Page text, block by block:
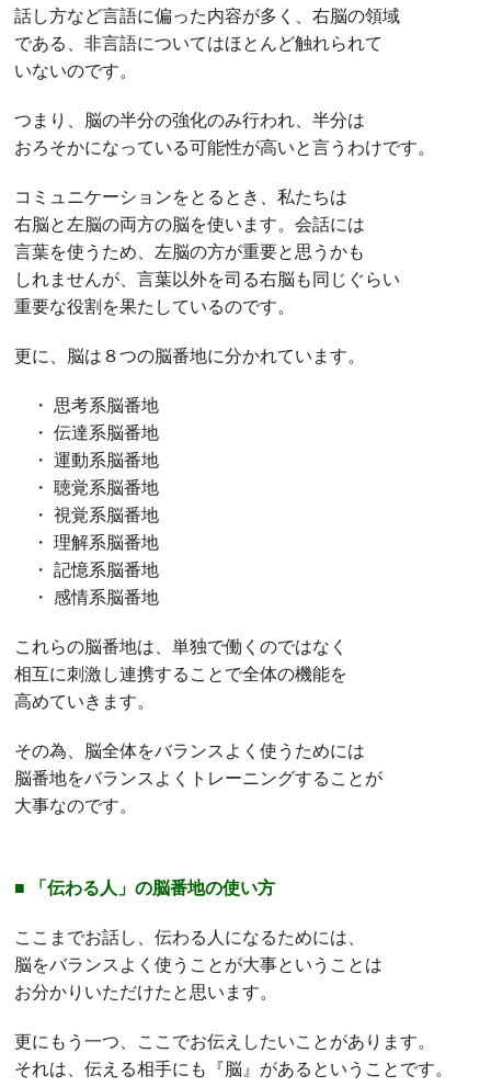
話し方など言語に偏った内容が多く、右脳の領域
である、非言語についてはほとんど触れられて
いないのです。
つまり、脳の半分の強化のみ行われ、半分は
おろそかになっている可能性が高いと言うわけです。
コミュニケーションをとるとき、私たちは
右脳と左脳の両方の脳を使います。会話には
言葉を使うため、左脳の方が重要と思うかも
しれませんが、言葉以外を司る右脳も同じぐらい
重要な役割を果たしているのです。
更に、脳は８つの脳番地に分かれています。
・ 思考系脳番地
・ 伝達系脳番地
・ 運動系脳番地
・ 聴覚系脳番地
・ 視覚系脳番地
・ 理解系脳番地
・ 記憶系脳番地
・ 感情系脳番地
これらの脳番地は、単独で働くのではなく
相互に刺激し連携することで全体の機能を
高めていきます。
その為、脳全体をバランスよく使うためには
脳番地をバランスよくトレーニングすることが
大事なのです。
■ 「伝わる人」の脳番地の使い方
ここまでお話し、伝わる人になるためには、
脳をバランスよく使うことが大事ということは
お分かりいただけたと思います。
更にもう一つ、ここでお伝えしたいことがあります。
それは、伝える相手にも『脳』があるということです。